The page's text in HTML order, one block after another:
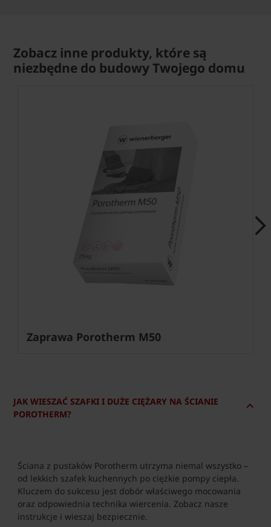
Zobacz inne produkty, które są
niezbędne do budowy Twojego domu
Zaprawa Porotherm M50
JAK WIESZAĆ SZAFKI I DUŻE CIĘŻARY NA ŚCIANIE
POROTHERM?
Ściana z pustaków Porotherm utrzyma niemal wszystko –
od lekkich szafek kuchennych po ciężkie pompy ciepła.
Kluczem do sukcesu jest dobór właściwego mocowania
oraz odpowiednia technika wiercenia. Zobacz nasze
instrukcje i wieszaj bezpiecznie.